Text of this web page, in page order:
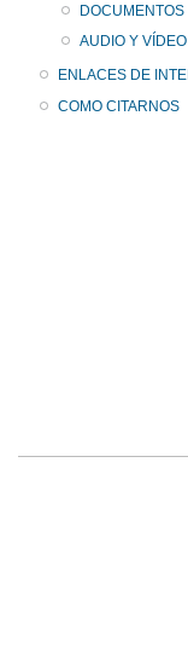
AUDIO Y
ENLACES DE
COMO CITARNOS